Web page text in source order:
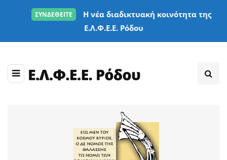
ΣΥΝΔΕΘΕΙΤΕ
Η νέα διαδικτυακή κοινότητα της
Ε.Λ.Φ.Ε.Ε. Ρόδου